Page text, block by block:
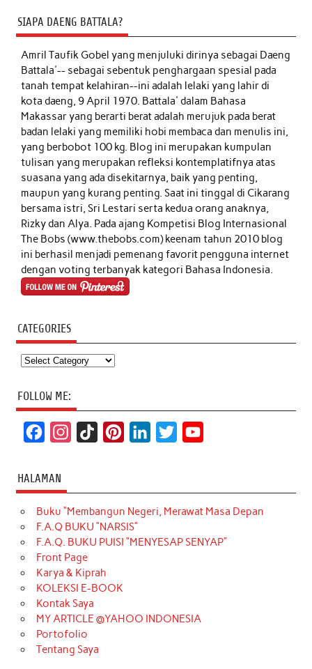
SIAPA DAENG BATTALA?
Amril Taufik Gobelyang menjuluki dirinya sebagai Daeng
Battala'-- sebagai sebentuk penghargaan spesial pada
tanah tempat kelahiran--ini adalah lelaki yang lahir di
kota daeng, 9 April 1970. Battala' dalam Bahasa
Makassar yang berarti berat adalah merujuk pada berat
badan lelaki yang memiliki hobi membaca dan menulis ini,
yang berbobot 100 kg. Blog ini merupakan kumpulan
tulisan yang merupakan refleksi kontemplatifnya atas
suasana yang ada disekitarnya, baik yang penting,
maupun yang kurang penting. Saat ini tinggal di Cikarang
bersama istri, Sri Lestari serta kedua orang anaknya,
Rizky dan Alya. Pada ajang Kompetisi Blog Internasional
The Bobs (www.thebobs.com) keenam tahun 2010 blog
ini berhasil menjadi pemenang favorit pengguna internet
dengan voting terbanyak kategori Bahasa Indonesia.
CATEGORIES
Categories
FOLLOW ME:
c
e
b
o
o
k
t
a
g
r
a
m
T
o
k
t
e
r
k
e
d
t
t
e
T
u
b
HALAMAN
Buku “Membangun Negeri, Merawat Masa Depan
F.A.Q BUKU “NARSIS”
F.A.Q. BUKU PUISI “MENYESAP SENYAP”
Front Page
Karya & Kiprah
KOLEKSI E-BOOK
Kontak Saya
MY ARTICLE @YAHOO INDONESIA
Portofolio
Tentang Saya